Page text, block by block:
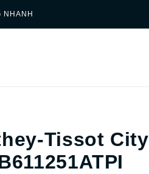
NHANH
Tissot City